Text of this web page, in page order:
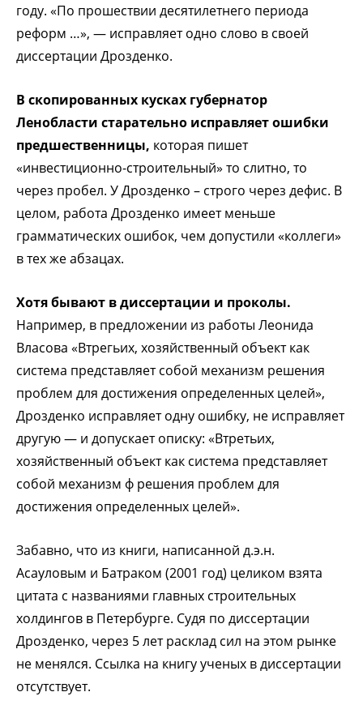
году. «По прошествии десятилетнего периода
реформ …», — исправляет одно слово в своей
диссертации Дрозденко.
В скопированных кусках губернатор
Ленобласти старательно исправляет ошибки
предшественницы, которая пишет
«инвестиционно-строительный» то слитно, то
через пробел. У Дрозденко – строго через дефис. В
целом, работа Дрозденко имеет меньше
грамматических ошибок, чем допустили «коллеги»
в тех же абзацах.
Хотя бывают в диссертации и проколы.
Например, в предложении из работы Леонида
Власова «Втрегьих, хозяйственный объект как
система представляет собой механизм решения
проблем для достижения определенных целей»,
Дрозденко исправляет одну ошибку, не исправляет
другую — и допускает описку: «Втретьих,
хозяйственный объект как система представляет
собой механизм ф решения проблем для
достижения определенных целей».
Забавно, что из книги, написанной д.э.н.
Асауловым и Батраком (2001 год) целиком взята
цитата с названиями главных строительных
холдингов в Петербурге. Судя по диссертации
Дрозденко, через 5 лет расклад сил на этом рынке
не менялся. Ссылка на книгу ученых в диссертации
отсутствует.